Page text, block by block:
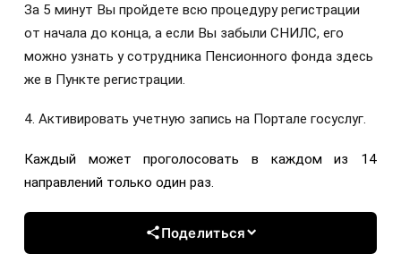
За 5 минут Вы пройдете всю процедуру регистрации
от начала до конца, а если Вы забыли СНИЛС, его
можно узнать у сотрудника Пенсионного фонда здесь
же в Пункте регистрации.
4. Активировать учетную запись на Портале госуслуг.
Каждый может проголосовать в каждом из 14
направлений только один раз.
Поделиться